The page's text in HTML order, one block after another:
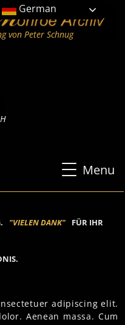
von Peter Schnug
Menu
"VIELENDANK" FÜR IHR
adipiscing elit.
Aenean massa. Cum
German